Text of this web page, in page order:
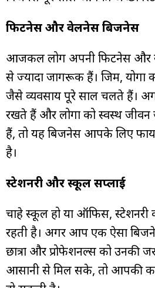
फिटनेस और वेलनेस बिजनेस
आजकल लोग अपनी फिटनेस और
से ज्यादा जागरूक हैं। जिम, योगा
जैसे व्यवसाय पूरे साल चलते हैं।
रखते हैं और लोगों को स्वस्थ
हैं, तो यह बिजनेस आपके लिए
है।
स्टेशनरी और स्कूल सप्लाई
चाहे स्कूल हो या ऑफिस,
रहती है। अगर आप एक ऐसा
छात्रों और प्रोफेशनल्स को उनकी
आसानी से मिल सके, तो आपकी